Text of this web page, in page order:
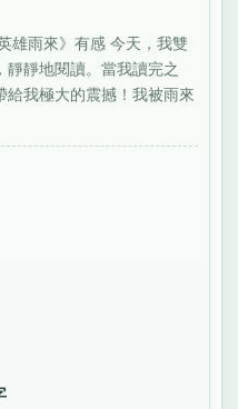
雨來》有感 今天，我雙
靜靜地閱讀。當我讀完之
給我極大的震撼！我被雨來